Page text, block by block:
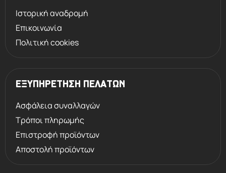
Ιστορική αναδρομή
Επικοινωνία
Πολιτική cookies
ΕΞΥΠΗΡΕΤΗΣΗ ΠΕΛΑΤΩΝ
Ασφάλεια συναλλαγών
Τρόποι πληρωμής
Επιστροφή προϊόντων
Αποστολή προϊόντων